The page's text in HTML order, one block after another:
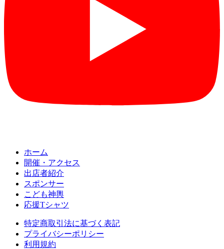
ホーム
開催・アクセス
出店者紹介
スポンサー
こども神輿
応援Tシャツ
特定商取引法に基づく表記
プライバシーポリシー
利用規約